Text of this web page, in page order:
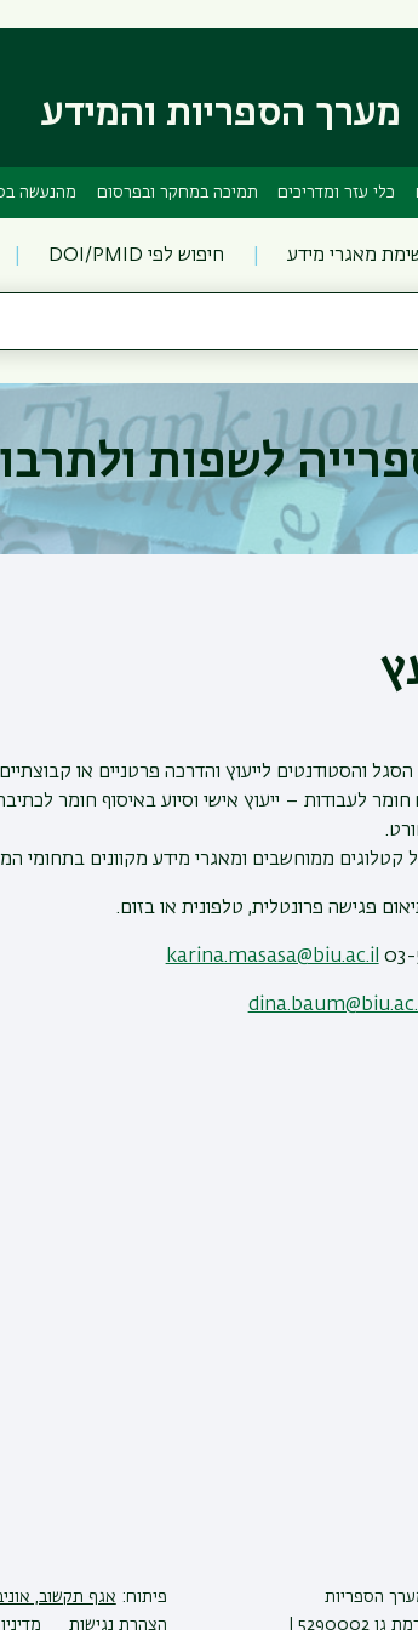
ראשי
מערך הספריות והמידע
כלי עזר ומדריכים תמיכה במחקר ובפרסום מהנעשה
מאגרי מידע חיפוש לפי DOI/PMID
לשפות
והסטודנטים לייעוץ והדרכה פרטניים או
לעבודות – ייעוץ אישי וסיוע באיסוף חומר
קטלוגים ממוחשבים ומאגרי מידע מקוונים בתחומי
פגישה פרונטלית, טלפונית או בזום.
karina.masasa@biu.ac.il
הספריות
|
פיתוח: אגף תקשוב,
הצהרת נגישות